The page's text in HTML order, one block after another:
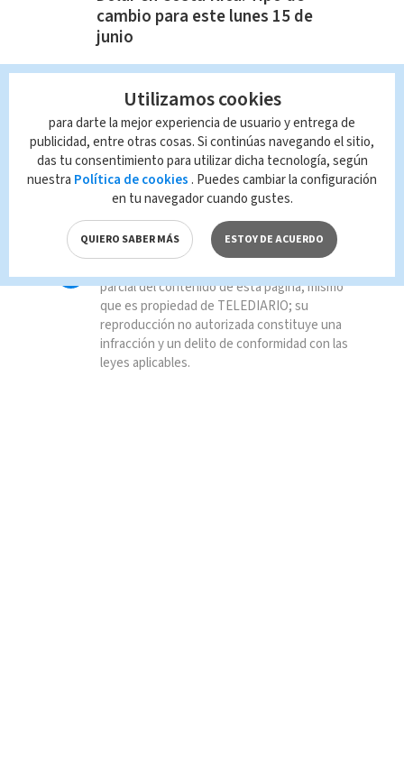
cambio para este lunes 15 de
junio
TAGS RELACIONADOS:
OIJ Estudiantes heridos
La Cruz
parcial del contenido de esta página, mismo
que es propiedad de TELEDIARIO; su
reproducción no autorizada constituye una
infracción y un delito de conformidad con las
leyes aplicables.
Utilizamos cookies
para darte la mejor experiencia de usuario y entrega de
publicidad, entre otras cosas. Si continúas navegando el sitio,
das tu consentimiento para utilizar dicha tecnología, según
nuestra Política de cookies . Puedes cambiar la configuración
en tu navegador cuando gustes.
QUIERO SABER MÁS ESTOY DE ACUERDO